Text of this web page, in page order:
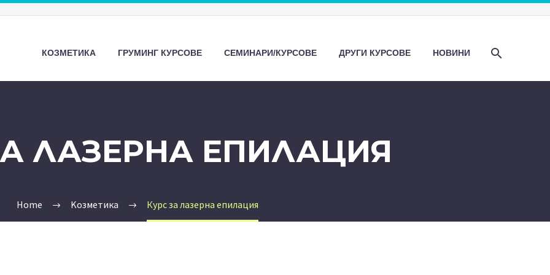
КОЗМЕТИКА ГРУМИНГ КУРСОВЕ СЕМИНАРИ/КУРСОВЕ ДРУГИ КУРСОВЕ НОВИНИ
ЛАЗЕРНА ЕПИЛАЦИЯ
Home Kозметика Курс за лазерна епилация